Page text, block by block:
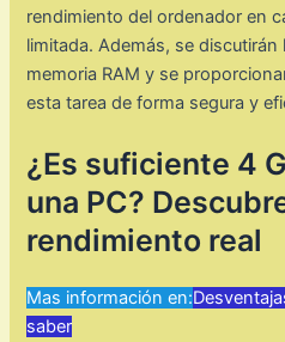
rendimiento del ordenador en
limitada. Además, se discutirán
memoria RAM y se
esta tarea de forma segura y
¿Es suficiente 4
una PC?
rendimiento real
Mas información en:
saber